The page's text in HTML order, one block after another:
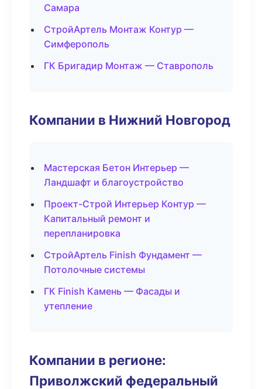
Самара
СтройАртель Монтаж Контур —
Симферополь
ГК Бригадир Монтаж — Ставрополь
Компании в Нижний Новгород
Мастерская Бетон Интерьер —
Ландшафт и благоустройство
Проект-Строй Интерьер Контур —
Капитальный ремонт и
перепланировка
СтройАртель Finish Фундамент —
Потолочные системы
ГК Finish Камень — Фасады и
утепление
Компании в регионе:
Приволжский федеральный